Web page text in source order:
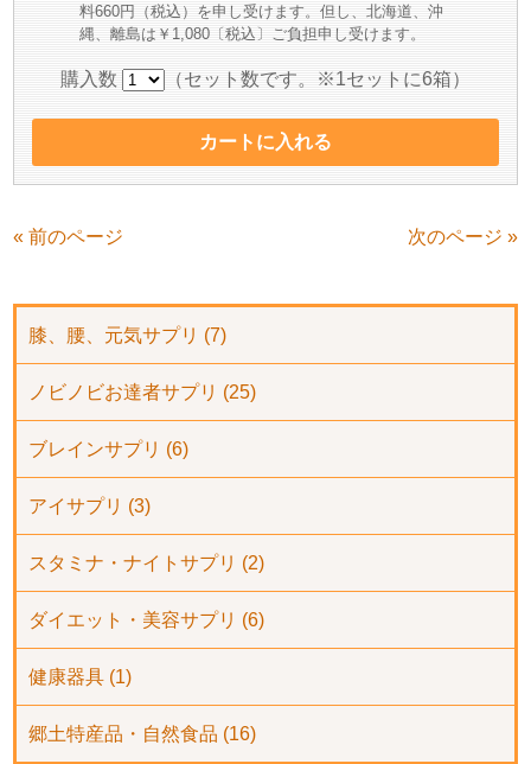
料660円（税込）を申し受けます。但し、北海道、沖
縄、離島は￥1,080〔税込〕ご負担申し受けます。
購入数 （セット数です。※1セットに6箱）
« 前のページ 次のページ »
膝、腰、元気サプリ (7)
ノビノビお達者サプリ (25)
ブレインサプリ (6)
アイサプリ (3)
スタミナ・ナイトサプリ (2)
ダイエット・美容サプリ (6)
健康器具 (1)
郷土特産品・自然食品 (16)